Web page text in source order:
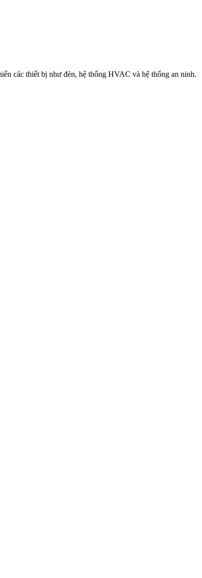
các thiết bị như đèn, hệ thống HVAC và hệ thống an ninh.